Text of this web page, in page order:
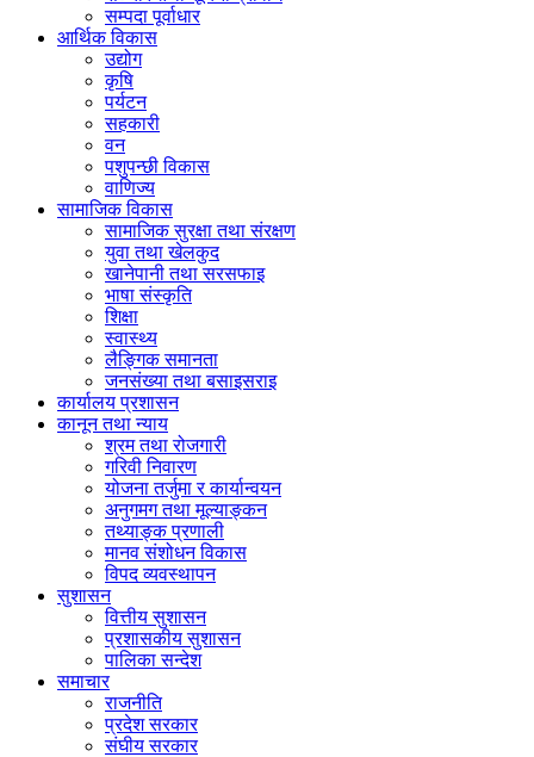
सम्पदा पूर्वाधार
आर्थिक विकास
उद्योग
कृषि
पर्यटन
सहकारी
वन
पशुपन्छी विकास
वाणिज्य
सामाजिक विकास
सामाजिक सुरक्षा तथा संरक्षण
युवा तथा खेलकुद
खानेपानी तथा सरसफाइ
भाषा संस्कृति
शिक्षा
स्वास्थ्य
लैङ्गिक समानता
जनसंख्या तथा बसाइसराइ
कार्यालय प्रशासन
कानून तथा न्याय
श्रम तथा रोजगारी
गरिवी निवारण
योजना तर्जुमा र कार्यान्वयन
अनुगमग तथा मूल्याङ्कन
तथ्याङ्क प्रणाली
मानव संशोधन विकास
विपद व्यवस्थापन
सुशासन
वित्तीय सुशासन
प्रशासकीय सुशासन
पालिका सन्देश
समाचार
राजनीति
प्रदेश सरकार
संघीय सरकार